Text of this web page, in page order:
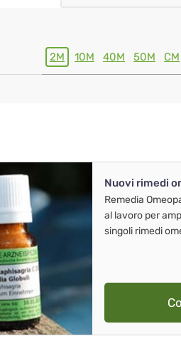
2M 10M 40M 50M CM
Nuovi rimedi
Remedia
al lavoro per
singoli rimedi